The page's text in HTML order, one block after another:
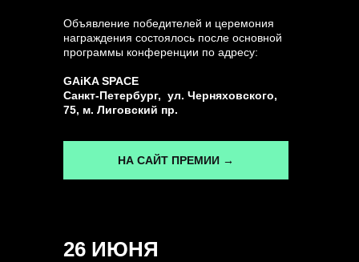
Объявление победителей и церемония
награждения состоялось после основной
программы конференции по адресу:
GAiKA SPACE
Санкт-Петербург, ул. Черняховского,
75, м. Лиговский пр.
26 ИЮНЯ
НА САЙТ ПРЕМИИ →